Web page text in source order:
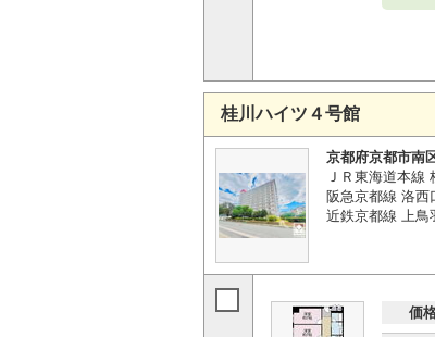
桂川ハイツ４号館
京都府京都市南
ＪＲ東海道本線
阪急京都線 洛西
近鉄京都線 上鳥
価